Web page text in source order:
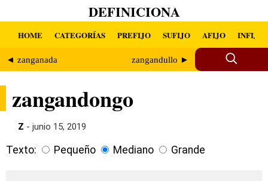
DEFINICIONA
HOME CATEGORÍAS PREFIJO SUFIJO AFIJO INFIJO
◄ zanganada zangandullo ►
zangandongo
Z - junio 15, 2019
Texto: Pequeño Mediano Grande